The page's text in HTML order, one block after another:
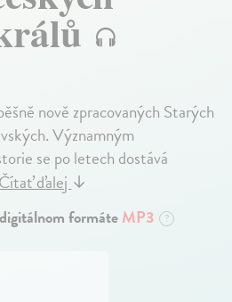
nově zpracovaných Starých
Významným
se po letech dostává
ďalej↓
formáteMP3 ?